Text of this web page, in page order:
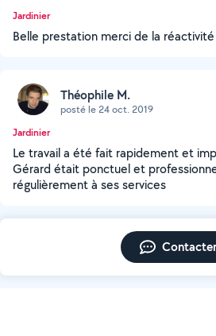
Jardinier
Belle prestation merci de la
Théophile M.
posté le 24 oct. 2019
Jardinier
Le travail a été fait rapidement et
Gérard était ponctuel et
régulièrement à ses services
Contacter